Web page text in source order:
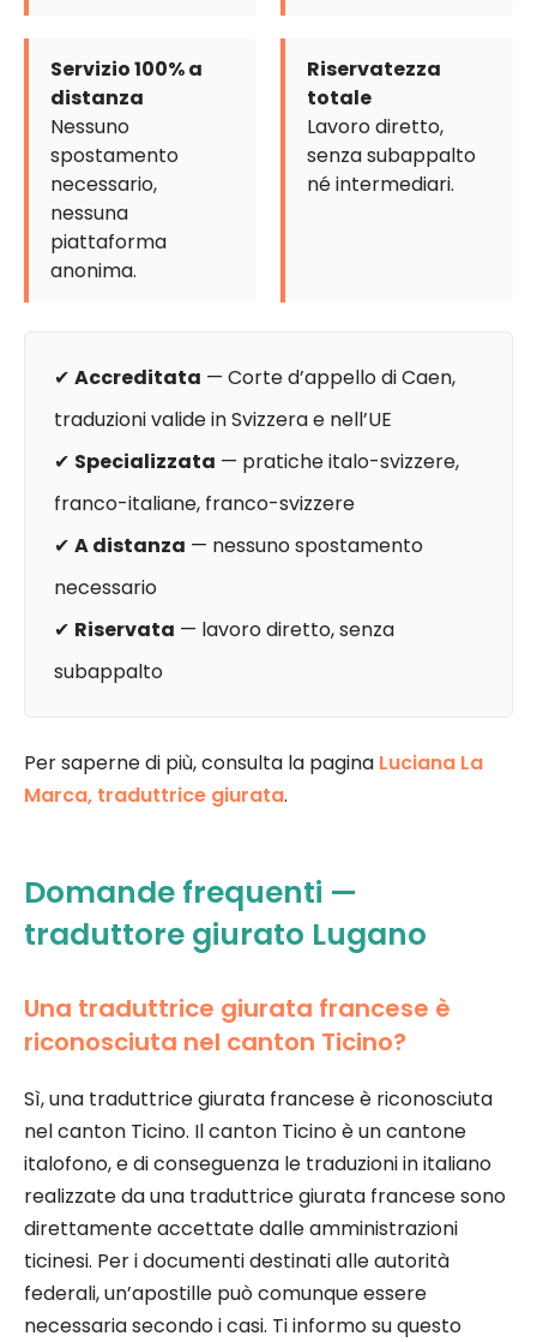
Servizio 100% a
distanza
Nessuno
spostamento
necessario,
nessuna
piattaforma
anonima.
Riservatezza
totale
Lavoro diretto,
senza subappalto
né intermediari.
✔ Accreditata — Corte d’appello di Caen,
traduzioni valide in Svizzera e nell’UE
✔ Specializzata — pratiche italo-svizzere,
franco-italiane, franco-svizzere
✔ A distanza — nessuno spostamento
necessario
✔ Riservata — lavoro diretto, senza
subappalto
Per saperne di più, consulta la pagina Luciana La
Marca, traduttrice giurata.
Domande frequenti —
traduttore giurato Lugano
Una traduttrice giurata francese è
riconosciuta nel canton Ticino?
Sì, una traduttrice giurata francese è riconosciuta
nel canton Ticino. Il canton Ticino è un cantone
italofono, e di conseguenza le traduzioni in italiano
realizzate da una traduttrice giurata francese sono
direttamente accettate dalle amministrazioni
ticinesi. Per i documenti destinati alle autorità
federali, un’apostille può comunque essere
necessaria secondo i casi. Ti informo su questo